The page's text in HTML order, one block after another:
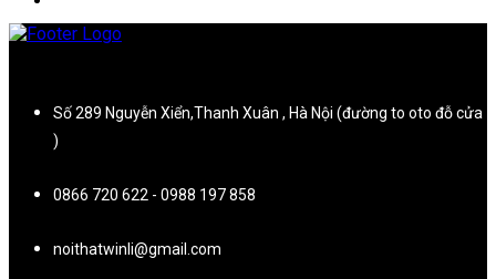
Số 289 Nguyễn Xiển,Thanh Xuân , Hà Nội (đường to oto đỗ cửa
)
0866 720 622 - 0988 197 858
noithatwinli@gmail.com